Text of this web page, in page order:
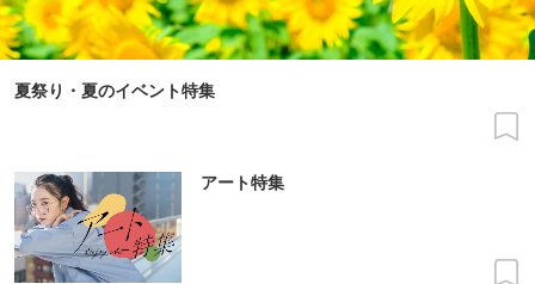
夏祭り・夏のイベント特集
アート特集